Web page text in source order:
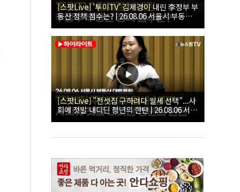
[스팟Live] '투미TV' 김제경이 내린 李정부 부
동산 정책 점수는? | 26.08.06 서울시 부동산
대토론회
[스팟Live] "전셋집 구하려다 월세 선택"...사
회에 첫발 내디딘 청년의 한탄 | 26.08.06 서울
시 부동산 대토론회